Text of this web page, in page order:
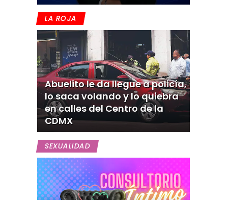
LA ROJA
Abuelito le da llegue a policía,
lo saca volando y lo quiebra
en calles del Centro de la
CDMX
SEXUALIDAD